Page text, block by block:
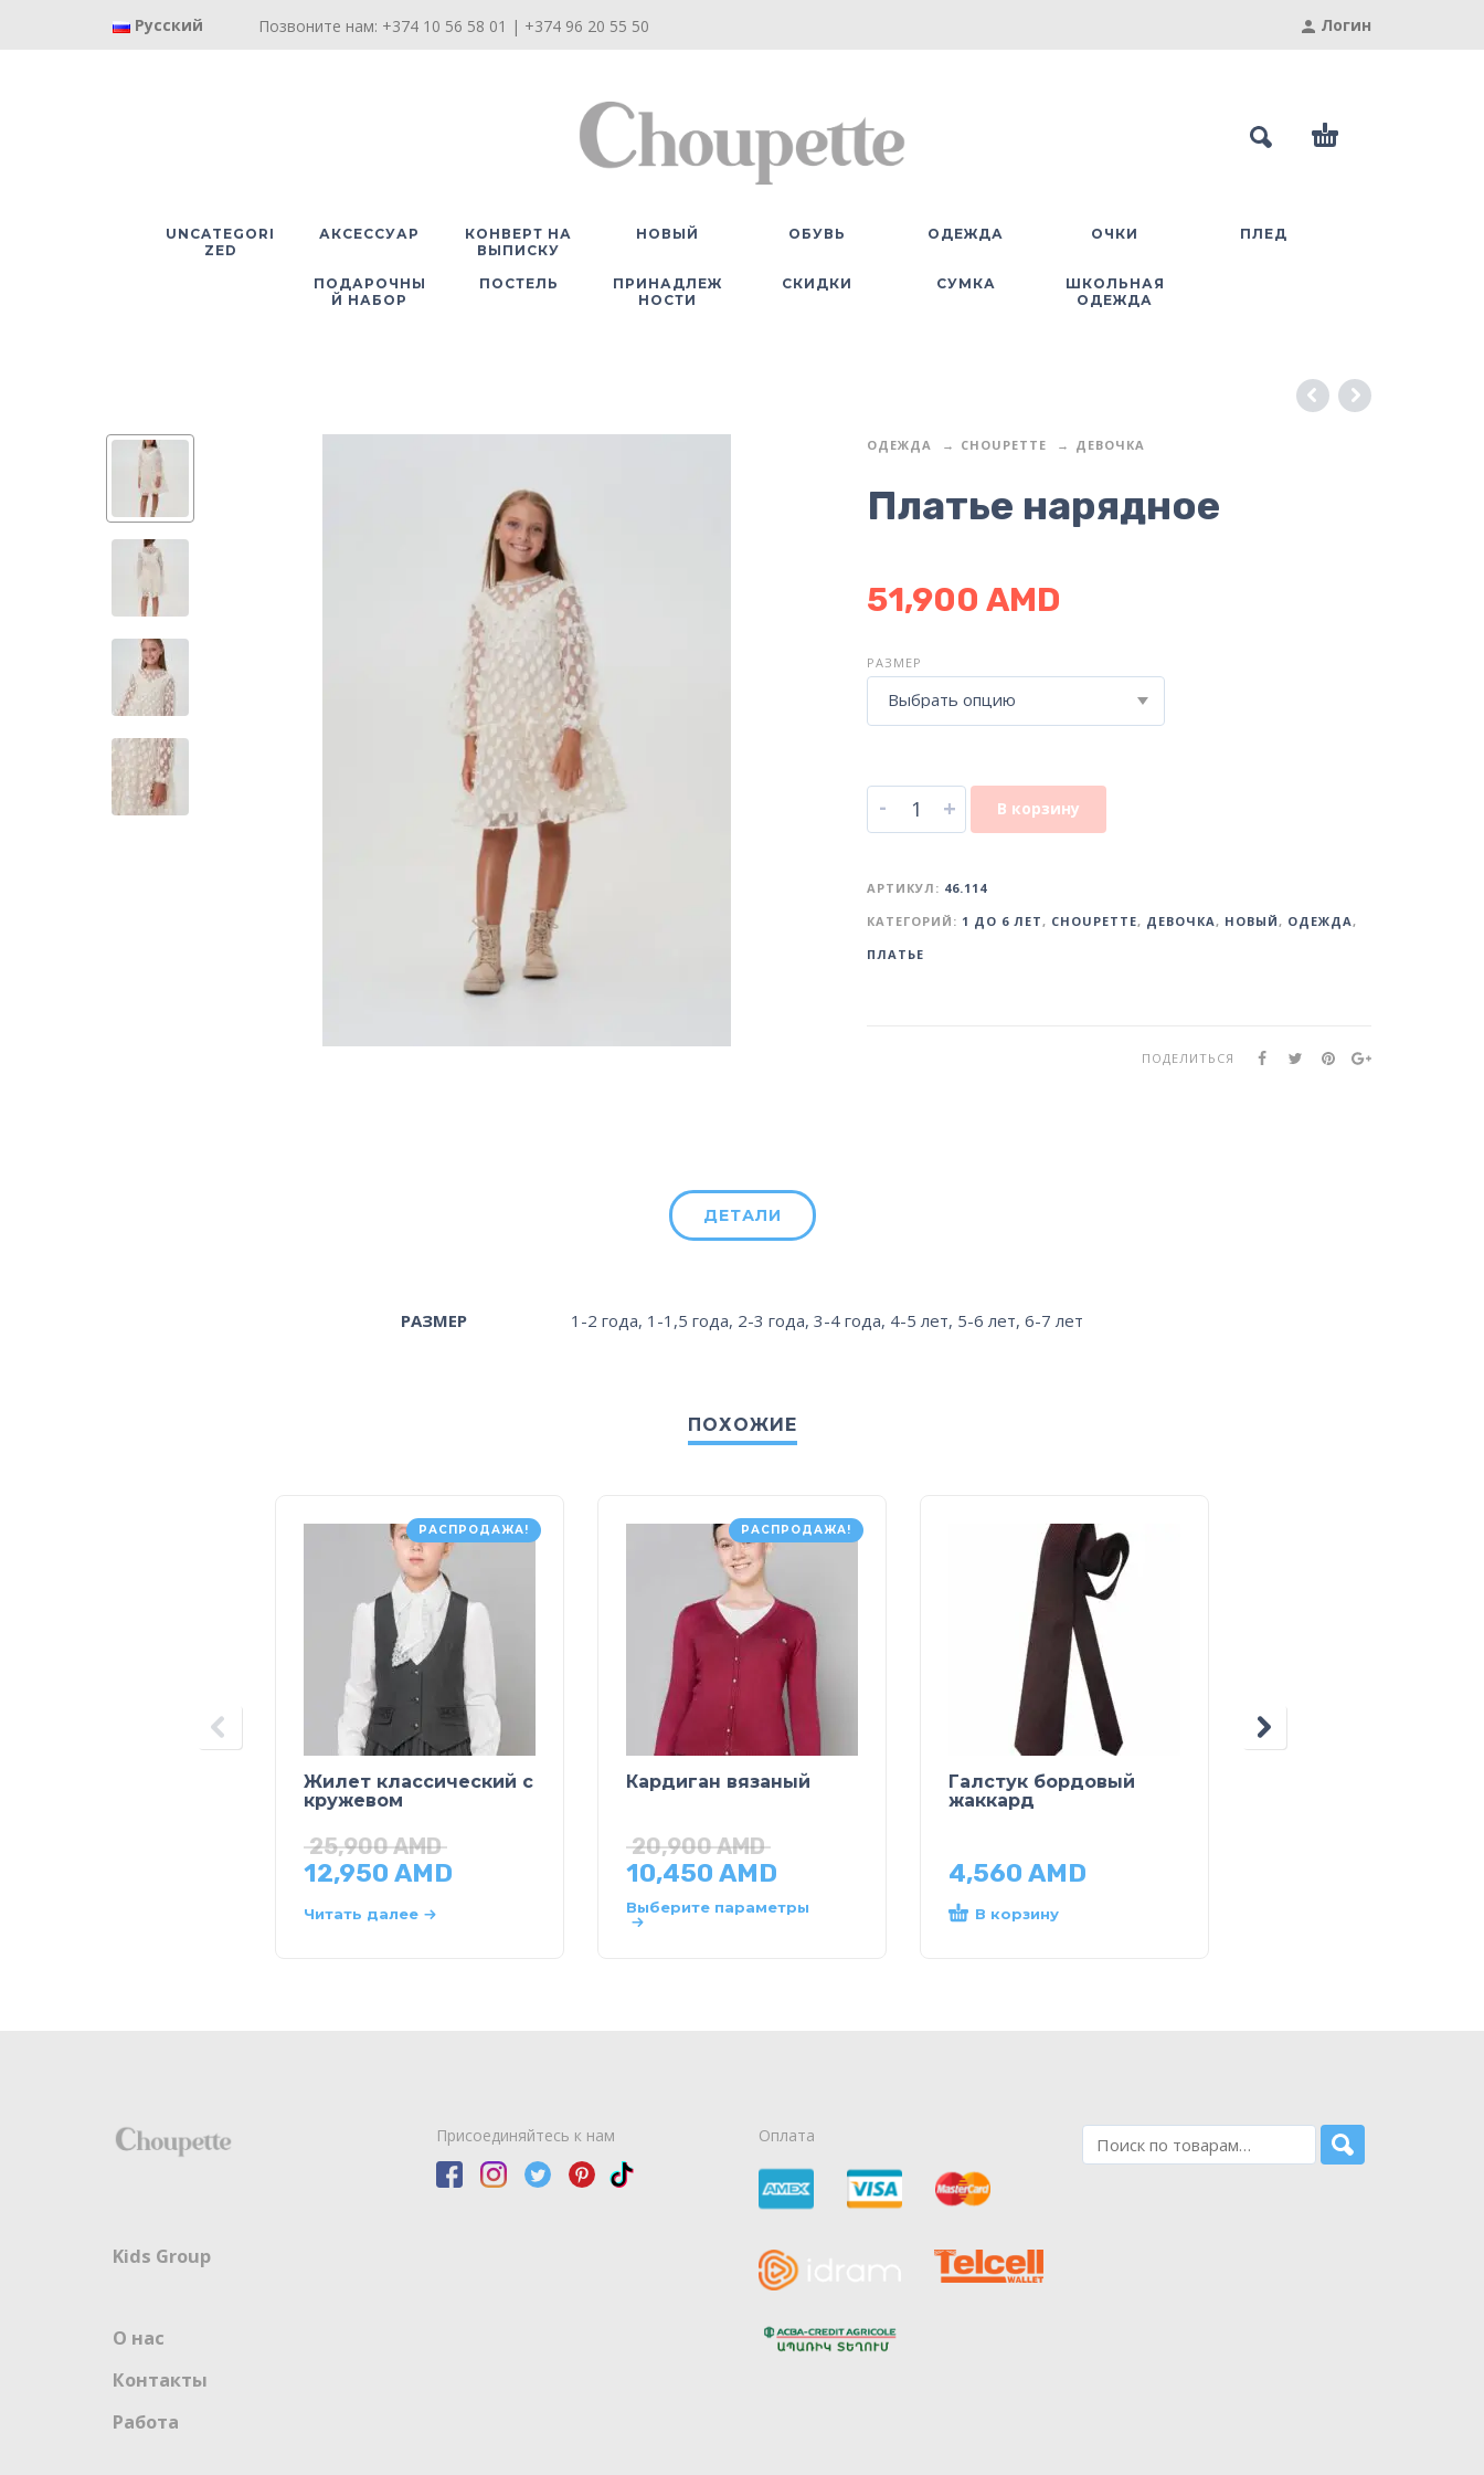
Логин
Русский Позвоните нам: +374 10 56 58 01 | +374 96 20 55 50
UNCATEGORI
ZED
АКСЕССУАР
КОНВЕРТ НА
ВЫПИСКУ
НОВЫЙ ОБУВЬ ОДЕЖДА ОЧКИ ПЛЕД
ПОДАРОЧНЫ
Й НАБОР
ПОСТЕЛЬ
ПРИНАДЛЕЖ
НОСТИ
СКИДКИ СУМКА
ШКОЛЬНАЯ
ОДЕЖДА
ОДЕЖДА CHOUPETTE ДЕВОЧКА
Платье нарядное
51,900 AMD
РАЗМЕР
Выбрать опцию
- + В корзину
АРТИКУЛ: 46.114
КАТЕГОРИЙ: 1 ДО 6 ЛЕТ , CHOUPETTE, ДЕВОЧКА , НОВЫЙ , ОДЕЖДА ,
ПЛАТЬЕ
ПОДЕЛИТЬСЯ
ДЕТАЛИ
РАЗМЕР 1-2 года, 1-1,5 года, 2-3 года, 3-4 года, 4-5 лет, 5-6 лет, 6-7 лет
ПОХОЖИЕ
РАСПРОДАЖА!
Жилет классический с
кружевом
25,900AMD
12,950 AMD
Читать далее
РАСПРОДАЖА!
Кардиган вязаный
20,900AMD
10,450 AMD
Выберите параметры
Галстук бордовый
жаккард
4,560 AMD
В корзину
Kids Group
О нас
Контакты
Работа
Присоединяйтесь к нам Оплата